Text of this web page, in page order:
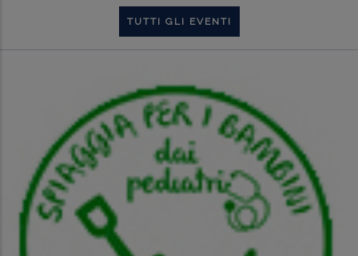
TUTTI GLI EVENTI